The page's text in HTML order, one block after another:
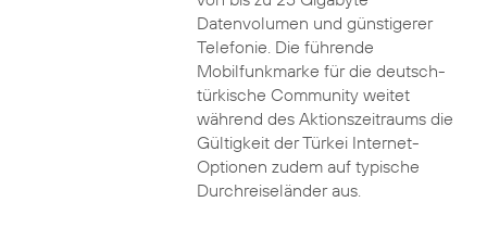
Datenvolumen und günstigerer
Telefonie. Die führende
Mobilfunkmarke für die deutsch-
türkische Community weitet
während des Aktionszeitraums die
Gültigkeit der Türkei Internet-
Optionen zudem auf typische
Durchreiseländer aus.